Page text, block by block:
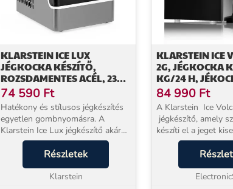
KLARSTEIN ICE LUX
JÉGKOCKA KÉSZÍTŐ,
ROZSDAMENTES ACÉL, 23
KG/24 Ó, ÖNTISZTÍTÓ
74 590 Ft
Hatékony és stílusos jégkészítés
egyetlen gombnyomásra. A
Klarstein Ice Lux jégkészítő akár
23 kg jeget is képes előállítani 24
óra alatt, és kényelmes kezelést
kínál. Tökéletes partikra és a forró
Részletek
Klarstein
KLARSTEIN ICE
2G, JÉGKOCKA
KG/24 H,
LED, FEKETE
84 990 Ft
A Klarstein Ice
jégkészítő, amely
készíti el a jeget
méretű
konyhákba és
készülék
körülbelü...